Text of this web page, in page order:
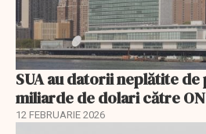
SUA au datorii neplătite
miliarde de dolari către
12 FEBRUARIE 2026